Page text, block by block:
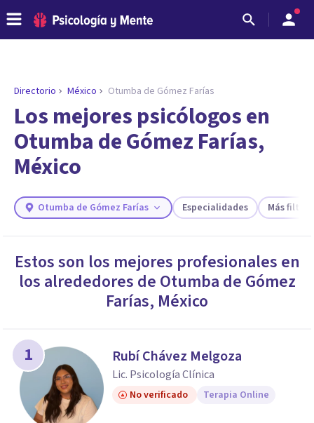
ENCONTRAR MI TERAPEUTA
¿Necesitas ayuda para encontrar el
psicólogo adecuado?
Responde a unas breves preguntas y te ofreceremos
los profesionales que más se ajustan a tus
Responder cuestionario
Directorio México Otumba de Gómez Farías
Los mejores psicólogos en
Otumba de Gómez Farías,
México
Otumba de Gómez Farías Especialidades Más filtros
Estos son los mejores profesionales en
los alrededores de Otumba de Gómez
Farías, México
1 Rubí Chávez Melgoza
Lic. Psicología Clínica
No verificado Terapia Online